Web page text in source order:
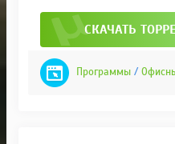
СКАЧАТЬ
Программы /